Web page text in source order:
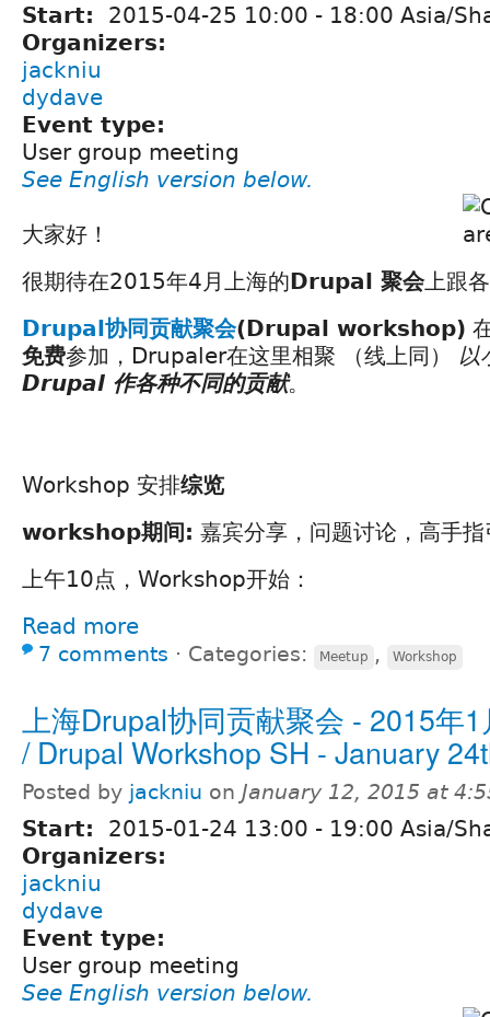
Start: 2015-04-25 10:00 - 18:00 Asia/
Organizers:
jackniu
dydave
Event type:
User group meeting
See English version below.
大家好！
很期待在2015年4月上海的Drupal 聚会上跟
Drupal协同贡献聚会(Drupal workshop)
免费参加，Drupaler在这里相聚 （线上同） 以
Drupal 作各种不同的贡献。
Workshop 安排综览
workshop期间: 嘉宾分享，问题讨论，高手
上午10点，Workshop开始：
Read more
7 comments ⋅ Categories: Meetup , Workshop
上海Drupal协同贡献聚会 - 2015年
/ Drupal Workshop SH - January
Posted by jackniu on January 12, 2015 at
Start: 2015-01-24 13:00 - 19:00 Asia/
Organizers:
jackniu
dydave
Event type:
User group meeting
See English version below.